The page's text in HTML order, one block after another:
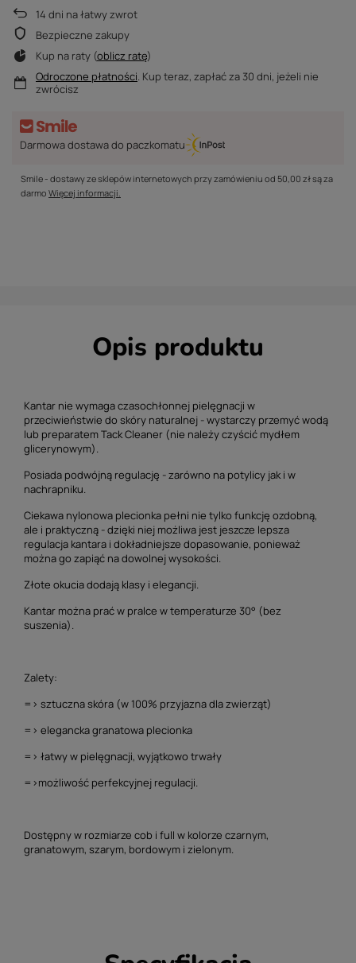
14 dni na łatwy zwrot
Bezpieczne zakupy
Kup na raty (oblicz ratę)
Odroczone płatności. Kup teraz, zapłać za 30 dni, jeżeli nie
zwrócisz
Darmowa dostawa do paczkomatu
Smile - dostawy ze sklepów internetowych przy zamówieniu od 50,00 złsą za
darmo Więcej informacji.
Opis produktu
Kantar nie wymaga czasochłonnej pielęgnacji w
przeciwieństwie do skóry naturalnej - wystarczy przemyć wodą
lub preparatem Tack Cleaner (nie należy czyścić mydłem
glicerynowym).
Posiada podwójną regulację - zarówno na potylicy jak i w
nachrapniku.
Ciekawa nylonowa plecionka pełni nie tylko funkcję ozdobną,
ale i praktyczną - dzięki niej możliwa jest jeszcze lepsza
regulacja kantara i dokładniejsze dopasowanie, ponieważ
można go zapiąć na dowolnej wysokości.
Złote okucia dodają klasy i elegancji.
Kantar można prać w pralce w temperaturze 30° (bez
suszenia).
Zalety:
=> sztuczna skóra (w 100% przyjazna dla zwierząt)
=> elegancka granatowa plecionka
=> łatwy w pielęgnacji, wyjątkowo trwały
=>możliwość perfekcyjnej regulacji.
Dostępny w rozmiarze cob i full w kolorze czarnym,
granatowym, szarym, bordowym i zielonym.